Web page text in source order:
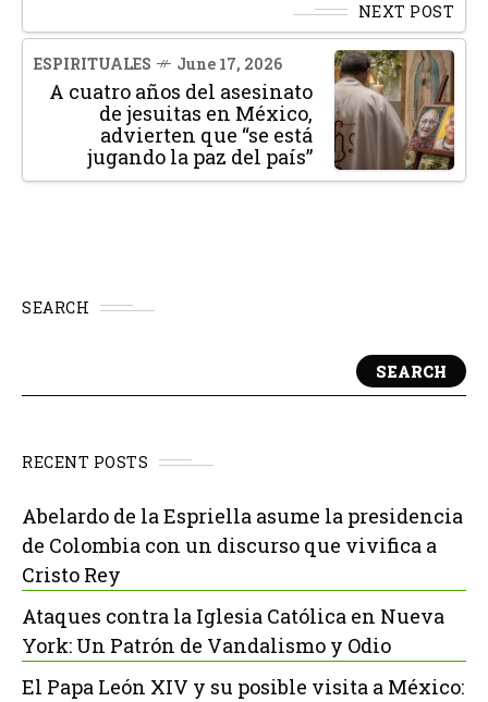
NEXT POST
ESPIRITUALES June 17, 2026
A cuatro años del asesinato
de jesuitas en México,
advierten que “se está
jugando la paz del país”
SEARCH
SEARCH
RECENT POSTS
Abelardo de la Espriella asume la presidencia
de Colombia con un discurso que vivifica a
Cristo Rey
Ataques contra la Iglesia Católica en Nueva
York: Un Patrón de Vandalismo y Odio
El Papa León XIV y su posible visita a México: